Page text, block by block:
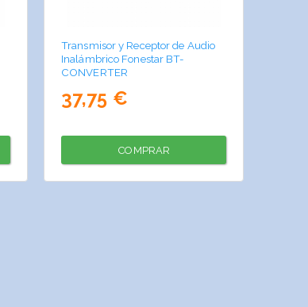
Transmisor y Receptor de Audio
Inalámbrico Fonestar BT-
CONVERTER
37,75 €
COMPRAR